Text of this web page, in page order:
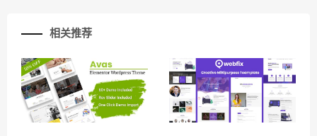
相关推荐